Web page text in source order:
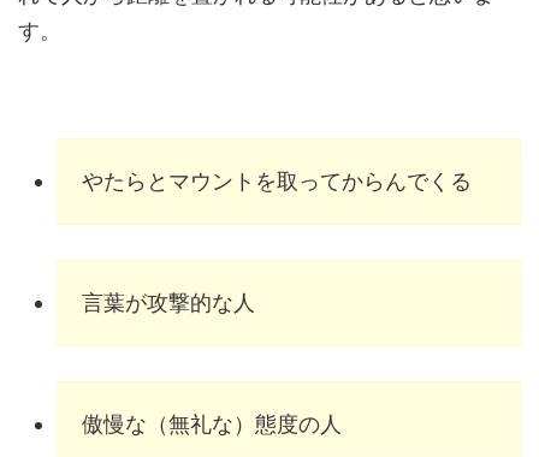
す。
やたらとマウントを取ってからんでくる
言葉が攻撃的な人
傲慢な（無礼な）態度の人